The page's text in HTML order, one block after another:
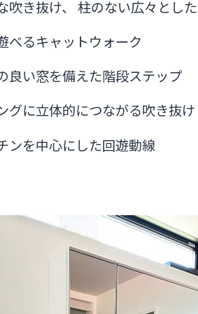
吹き抜け、 柱のない広々とし
べるキャットウォーク
良い窓を備えた階段ステップ
グに立体的につながる吹き抜け
ンを中心にした回遊動線